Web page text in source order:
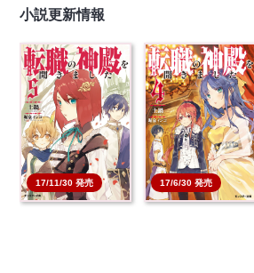
小説更新情報
17/11/30 発売 17/6/30 発売